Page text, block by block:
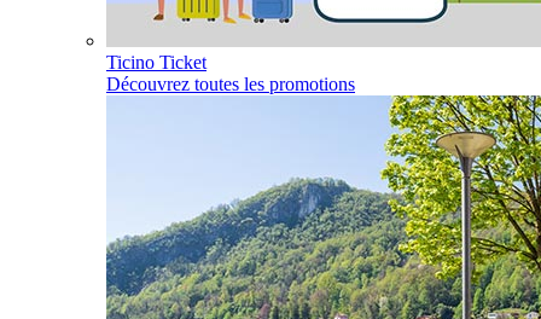
Ticino Ticket
Découvrez toutes les promotions